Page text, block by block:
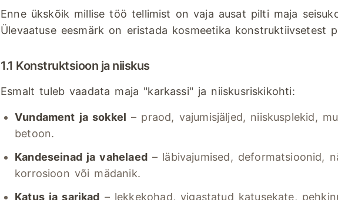
Enne ükskõik millise töö tellimist on vaja ausat pilti maja
Ülevaatuse eesmärk on eristada kosmeetika konstruktiivsetest
1.1 Konstruktsioon ja niiskus
Esmalt tuleb vaadata maja "karkassi" ja niiskusriskikohti:
Vundament ja sokkel – praod, vajumisjäljed, niiskusplekid,
betoon.
Kandeseinad ja vahelaed– läbivajumised, deformatsioonid,
korrosioon või mädanik.
Katus ja sarikad – lekkekohad, vigastatud katusekate,